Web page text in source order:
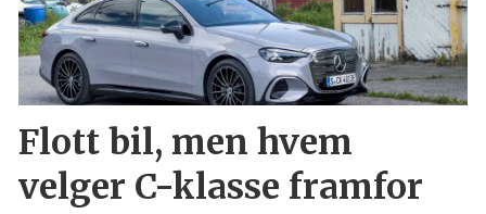
Flott bil, men hvem
velger C-klasse framfor